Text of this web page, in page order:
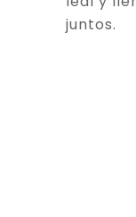
juntos.